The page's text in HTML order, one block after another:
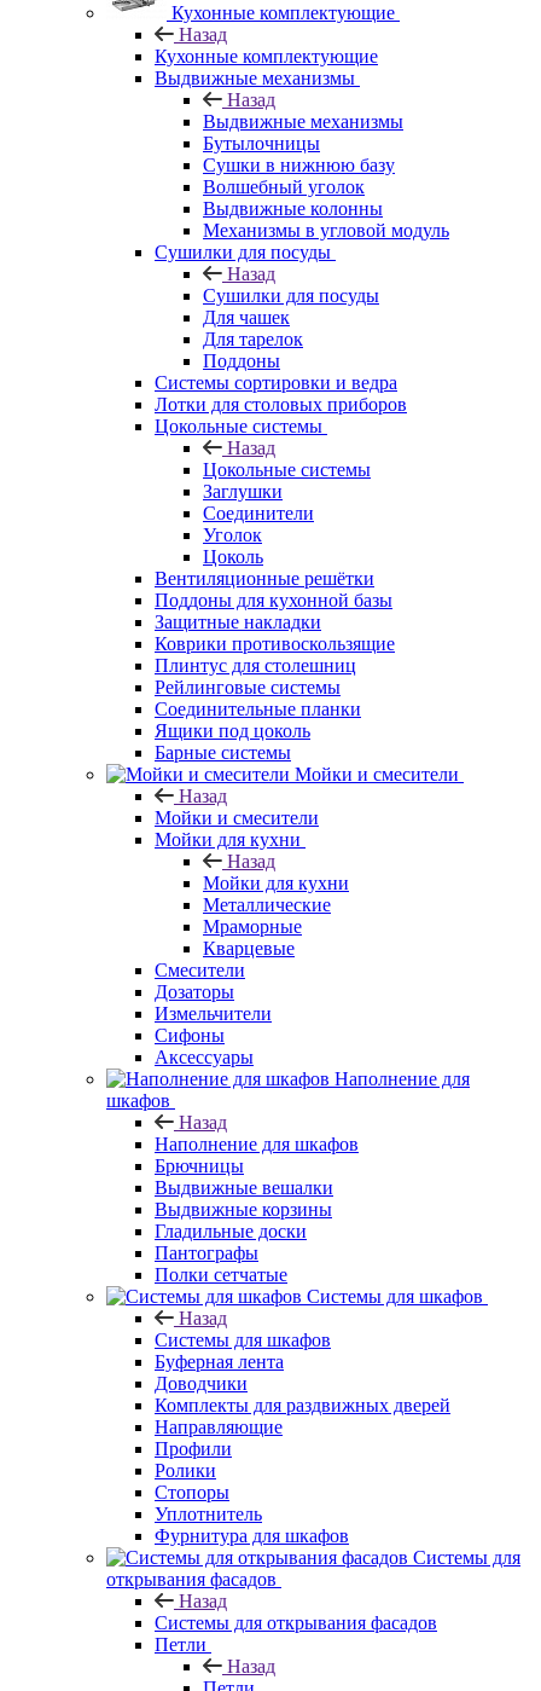
Кухонные комплектующие
Назад
Кухонные комплектующие
Выдвижные механизмы
Назад
Выдвижные механизмы
Бутылочницы
Сушки в нижнюю базу
Волшебный уголок
Выдвижные колонны
Механизмы в угловой модуль
Сушилки для посуды
Назад
Сушилки для посуды
Для чашек
Для тарелок
Поддоны
Системы сортировки и ведра
Лотки для столовых приборов
Цокольные системы
Назад
Цокольные системы
Заглушки
Соединители
Уголок
Цоколь
Вентиляционные решётки
Поддоны для кухонной базы
Защитные накладки
Коврики противоскользящие
Плинтус для столешниц
Рейлинговые системы
Соединительные планки
Ящики под цоколь
Барные системы
Мойки и смесители
Назад
Мойки и смесители
Мойки для кухни
Назад
Мойки для кухни
Металлические
Мраморные
Кварцевые
Смесители
Дозаторы
Измельчители
Сифоны
Аксессуары
Наполнение для
шкафов
Назад
Наполнение для шкафов
Брючницы
Выдвижные вешалки
Выдвижные корзины
Гладильные доски
Пантографы
Полки сетчатые
Системы для шкафов
Назад
Системы для шкафов
Буферная лента
Доводчики
Комплекты для раздвижных дверей
Направляющие
Профили
Ролики
Стопоры
Уплотнитель
Фурнитура для шкафов
Системы для
открывания фасадов
Назад
Системы для открывания фасадов
Петли
Назад